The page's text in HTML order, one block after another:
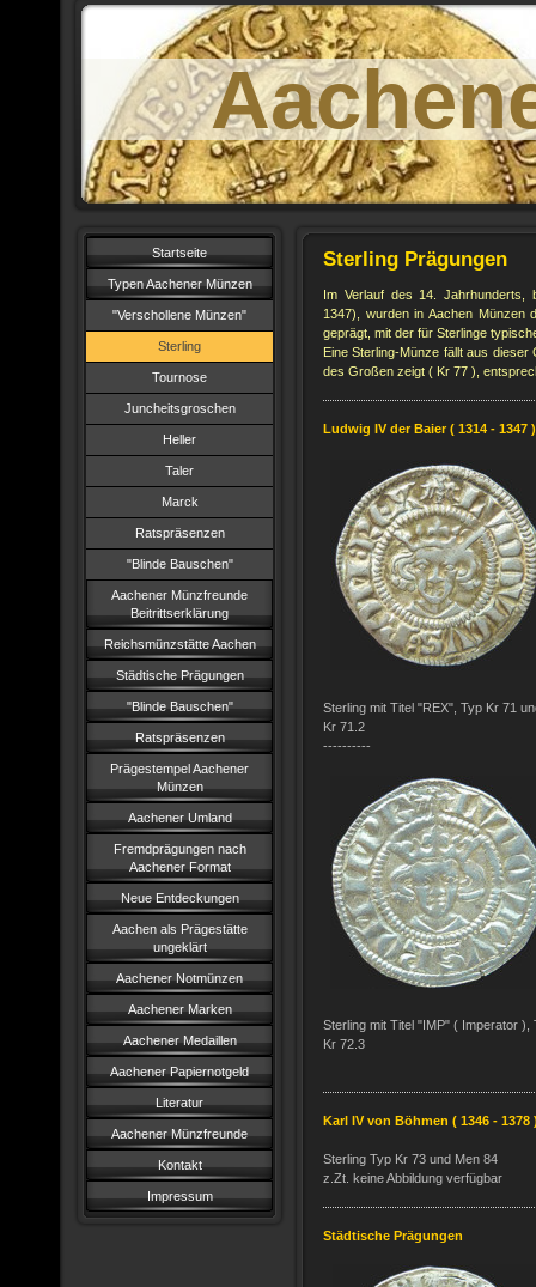
Startseite
Typen Aachener Münzen
"Verschollene Münzen"
Sterling
Tournose
Juncheitsgroschen
Heller
Taler
Marck
Ratspräsenzen
"Blinde Bauschen"
Aachener Münzfreunde
Beitrittserklärung
Reichsmünzstätte Aachen
Städtische Prägungen
"Blinde Bauschen"
Ratspräsenzen
Prägestempel Aachener
Münzen
Aachener Umland
Fremdprägungen nach
Aachener Format
Neue Entdeckungen
Aachen als Prägestätte
ungeklärt
Aachener Notmünzen
Aachener Marken
Aachener Medaillen
Aachener Papiernotgeld
Literatur
Aachener Münzfreunde
Kontakt
Impressum
Sterling Prägungen
Im Verlauf des 14. Jahrhunderts,
1347), wurden in Aachen Münzen
geprägt, mit der für Sterlinge
Eine Sterling-Münze fällt aus
des Großen zeigt ( Kr 77 ),
Ludwig IV der Baier ( 1314 - 1347 )
Sterling mit Titel "REX", Typ Kr 71
Kr 71.2
----------
Sterling mit Titel "IMP" ( Imperator ),
Kr 72.3
Karl IV von Böhmen ( 1346 - 1378
Sterling Typ Kr 73 und Men 84
z.Zt. keine Abbildung verfügbar
Städtische Prägungen